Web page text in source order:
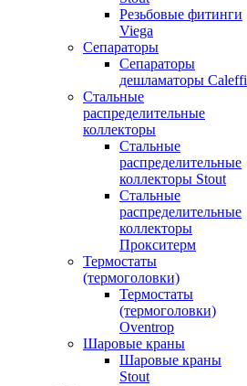
Резьбовые фитинги
Viega
Сепараторы
Сепараторы
дешламаторы Caleffi
Стальные
распределительные
коллекторы
Стальные
распределительные
коллекторы Stout
Стальные
распределительные
коллекторы
Прокситерм
Термостаты
(термоголовки)
Термостаты
(термоголовки)
Oventrop
Шаровые краны
Шаровые краны
Stout